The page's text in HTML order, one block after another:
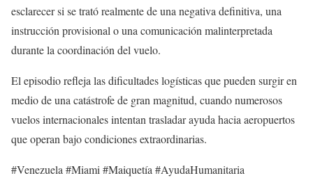
esclarecer si se trató realmente de una negativa definitiva, una
instrucción provisional o una comunicación malinterpretada
durante la coordinación del vuelo.
El episodio refleja las dificultades logísticas que pueden surgir en
medio de una catástrofe de gran magnitud, cuando numerosos
vuelos internacionales intentan trasladar ayuda hacia aeropuertos
que operan bajo condiciones extraordinarias.
#Venezuela #Miami #Maiquetía #AyudaHumanitaria